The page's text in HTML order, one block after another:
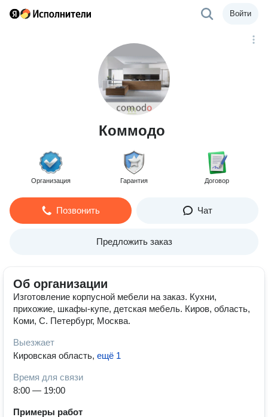
Войти
Коммодо
Организация Гарантия Договор
Позвонить Чат
Предложить заказ
Об организации
Изготовление корпусной мебели на заказ. Кухни,
прихожие, шкафы-купе, детская мебель. Киров, область,
Коми, С. Петербург, Москва.
Выезжает
Кировская область, ещё 1
Время для связи
8:00 — 19:00
Примеры работ